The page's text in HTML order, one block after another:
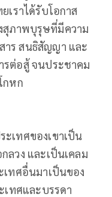
เราได้รับโอกาส
ภาพบุรุษที่มีความ
าร สนธิสัญญา และ
รต่อสู้ จนประชาคม
กหก
เทศของเขาเป็น
ลวง และเป็นเคลม
เทศอื่นมาเป็นของ
เทศและบรรดา